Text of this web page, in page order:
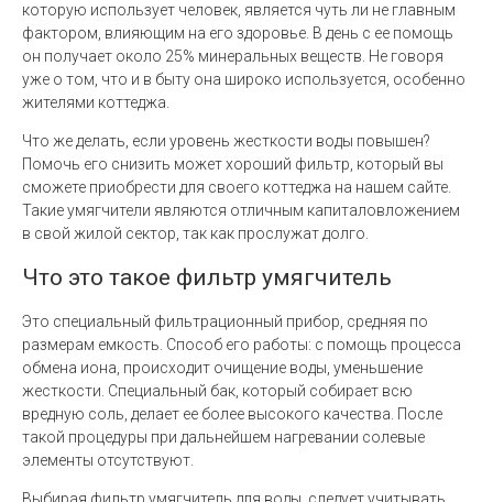
которую использует человек, является чуть ли не главным
фактором, влияющим на его здоровье. В день с ее помощь
он получает около 25% минеральных веществ. Не говоря
уже о том, что и в быту она широко используется, особенно
жителями коттеджа.
Что же делать, если уровень жесткости воды повышен?
Помочь его снизить может хороший фильтр, который вы
сможете приобрести для своего коттеджа на нашем сайте.
Такие умягчители являются отличным капиталовложением
в свой жилой сектор, так как прослужат долго.
Что это такое фильтр умягчитель
Это специальный фильтрационный прибор, средняя по
размерам емкость. Способ его работы: с помощь процесса
обмена иона, происходит очищение воды, уменьшение
жесткости. Специальный бак, который собирает всю
вредную соль, делает ее более высокого качества. После
такой процедуры при дальнейшем нагревании солевые
элементы отсутствуют.